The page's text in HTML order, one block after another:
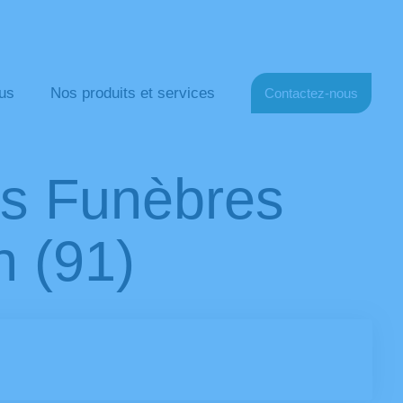
Nos produits et services Contactez-nous
Funèbres
(91)